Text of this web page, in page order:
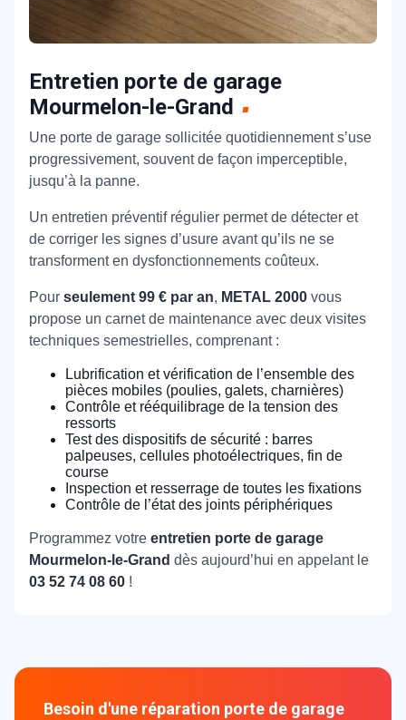
Entretien porte de garage
Mourmelon-le-Grand
Une porte de garage sollicitée quotidiennement s’use
progressivement, souvent de façon imperceptible,
jusqu’à la panne.
Un entretien préventif régulier permet de détecter et
de corriger les signes d’usure avant qu’ils ne se
transforment en dysfonctionnements coûteux.
Pour seulement 99 € par an, METAL 2000 vous
propose un carnet de maintenance avec deux visites
techniques semestrielles, comprenant :
Lubrification et vérification de l’ensemble des
pièces mobiles (poulies, galets, charnières)
Contrôle et rééquilibrage de la tension des
ressorts
Test des dispositifs de sécurité : barres
palpeuses, cellules photoélectriques, fin de
course
Inspection et resserrage de toutes les fixations
Contrôle de l’état des joints périphériques
Programmez votre entretien porte de garage
Mourmelon-le-Grand dès aujourd’hui en appelant le
03 52 74 08 60 !
Besoin d'une réparation porte de garage